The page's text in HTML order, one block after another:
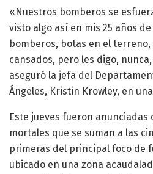
«Nuestros bomberos se
visto algo así en mis 25 años
bomberos, botas en el
cansados, pero les digo,
aseguró la jefa del
Ángeles, Kristin Krowley, en
Este jueves fueron anunciadas
mortales que se suman a las
primeras del principal foco de
ubicado en una zona